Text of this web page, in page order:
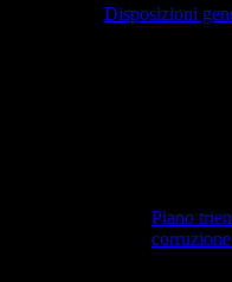
Disposizioni
Piano